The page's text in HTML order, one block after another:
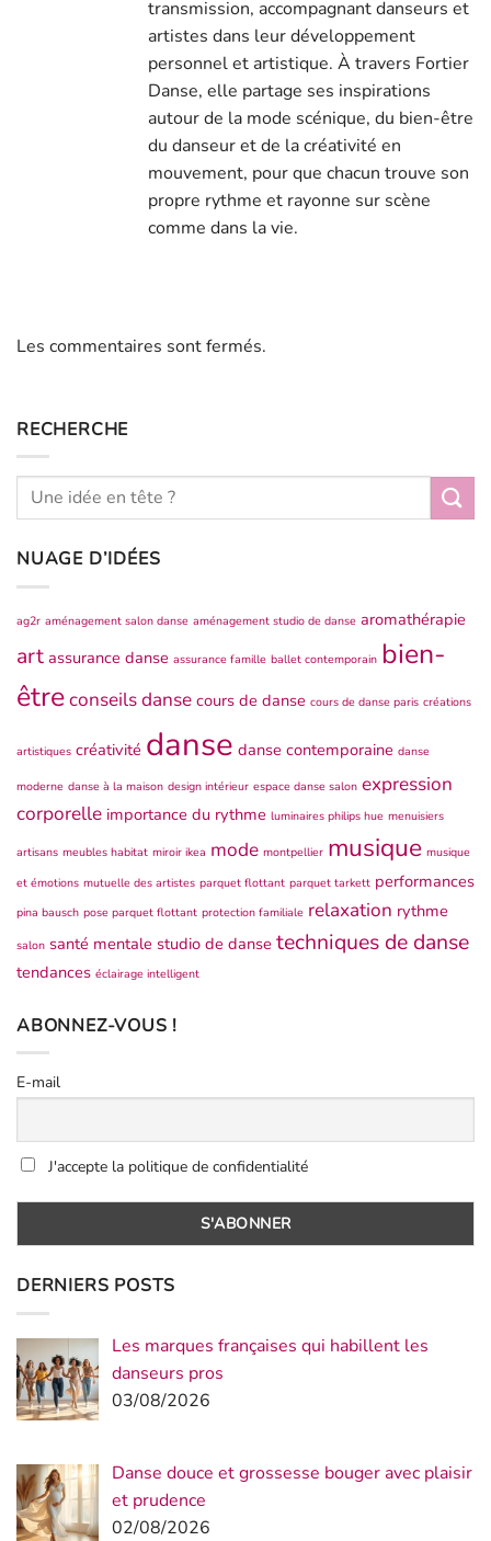
transmission, accompagnant danseurs et
artistes dans leur développement
personnel et artistique. À travers Fortier
Danse, elle partage ses inspirations
autour de la mode scénique, du bien-être
du danseur et de la créativité en
mouvement, pour que chacun trouve son
propre rythme et rayonne sur scène
comme dans la vie.
Les commentaires sont fermés.
RECHERCHE
NUAGE D’IDÉES
ag2r aménagement salon danse aménagement studio de danse aromathérapie
art assurance danse assurance famille ballet contemporain bien-
êtreconseils danse cours de danse cours de danse paris créations
artistiques créativité danse danse contemporaine danse
moderne danse à la maison design intérieur espace danse salon expression
corporelle importance du rythme luminaires philips hue menuisiers
artisans meubles habitat miroir ikea mode montpellier musique musique
et émotions mutuelle des artistes parquet flottant parquet tarkett performances
pina bausch pose parquet flottant protection familiale relaxation rythme
salon santé mentale studio de danse techniques de danse
tendances éclairage intelligent
ABONNEZ-VOUS !
E-mail
J'accepte la politique de confidentialité
DERNIERS POSTS
Les marques françaises qui habillent les
danseurs pros
03/08/2026
Danse douce et grossesse bouger avec plaisir
et prudence
02/08/2026